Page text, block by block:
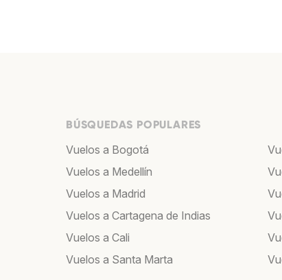
BÚSQUEDAS POPULARES
Vuelos a Bogotá
Vuelos a Medellín
Vuelos a Madrid
Vuelos a Cartagena de Indias
Vuelos a Cali
Vuelos a Santa Marta